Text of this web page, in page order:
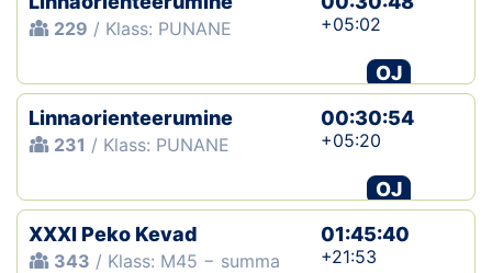
229 / Klass: PUNANE +05:02
OJ
Linnaorienteerumine
231 / Klass: PUNANE
00:30:54
+05:20
OJ
XXXI Peko Kevad
343 / Klass: M45 − summa
01:45:40
+21:53